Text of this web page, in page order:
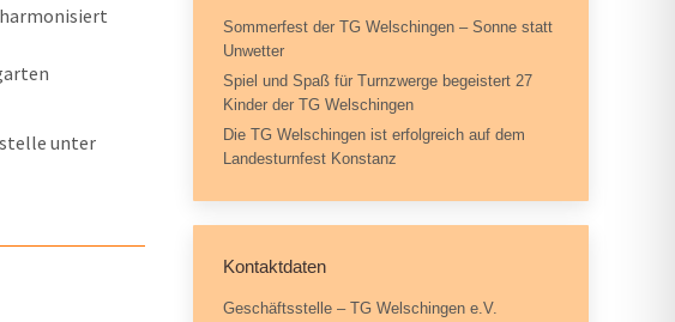
unter
Sommerfest der TG Welschingen – Sonne statt
Unwetter
Spiel und Spaß für Turnzwerge begeistert 27
Kinder der TG Welschingen
Die TG Welschingen ist erfolgreich auf dem
Landesturnfest Konstanz
Kontaktdaten
Geschäftsstelle – TG Welschingen e.V.